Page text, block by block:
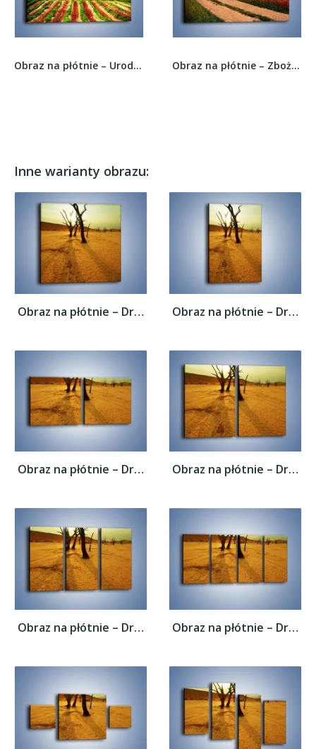
Obraz na płótnie – Urodzajne ziemie na wsi –... Obraz na płótnie – Zbożowa polana i jej cały...
Inne warianty obrazu:
Obraz na płótnie – Drzewa bez niczego –... Obraz na płótnie – Drzewa bez niczego –...
Obraz na płótnie – Drzewa bez niczego –... Obraz na płótnie – Drzewa bez niczego –...
Obraz na płótnie – Drzewa bez niczego –... Obraz na płótnie – Drzewa bez niczego –...